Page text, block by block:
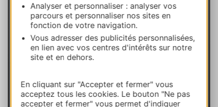
Analyser et personnaliser : analyser vos
parcours et personnaliser nos sites en
fonction de votre navigation.
Vous adresser des publicités personnalisées,
en lien avec vos centres d'intérêts sur notre
site et en dehors.
En cliquant sur "Accepter et fermer" vous
acceptez tous les cookies. Le bouton "Ne pas
accepter et fermer" vous permet d'indiquer
point de rencontre de deux climats, ce qui permet
l’association unique de deux familles de cépages :
atlantiques (merlot, cabernet, cot) et
méditerranéens (syrah, grenache).Les vins rouges
représentent 85 % de la production et les vins
Un certain nombre de domaines, caveaux et
restaurants en Cabardès sont labellisés
"Vignobles & Découvertes"